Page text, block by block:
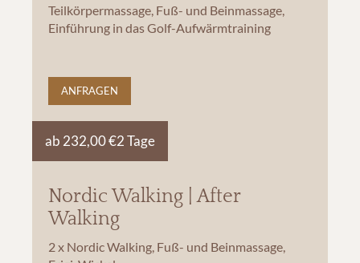
Teilkörpermassage, Fuß- und Beinmassage,
Einführung in das Golf-Aufwärmtraining
ANFRAGEN
Nordic Walking | After
Walking
ab 232,00 €2 Tage
2 x Nordic Walking, Fuß- und Beinmassage,